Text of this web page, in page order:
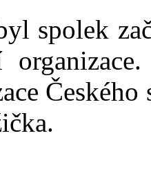
spolek
Českého